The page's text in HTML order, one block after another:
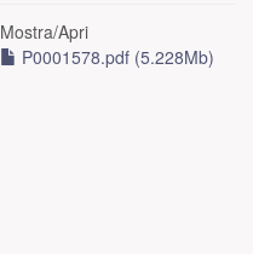
Mostra/Apri
P0001578.pdf (5.228Mb)